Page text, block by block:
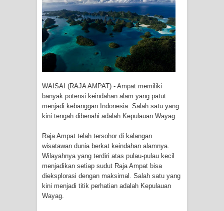
Tiga Personel Polresta Jayapura Kota
Jalani Sidang BP4R di Jayapura
Kapolresta Jayapura Kota
Mengapresiasi Antusiasme Warga
Saat Nonton Bareng Final Piala Dunia
2026 di Lapangan Karang PTC Entrop
di Kompleks Asrama Polisi Sorong
Profil Lengkap Papua Barat, Bumi
WAISAI (RAJA AMPAT) - Ampat memiliki
banyak potensi keindahan alam yang patut
menjadi kebanggan Indonesia. Salah satu yang
kini tengah dibenahi adalah Kepulauan Wayag.
Raja Ampat telah tersohor di kalangan
wisatawan dunia berkat keindahan alamnya.
Wilayahnya yang terdiri atas pulau-pulau kecil
menjadikan setiap sudut Raja Ampat bisa
dieksplorasi dengan maksimal. Salah satu yang
kini menjadi titik perhatian adalah Kepulauan
Wayag.